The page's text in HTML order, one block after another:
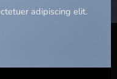
adipiscing elit.